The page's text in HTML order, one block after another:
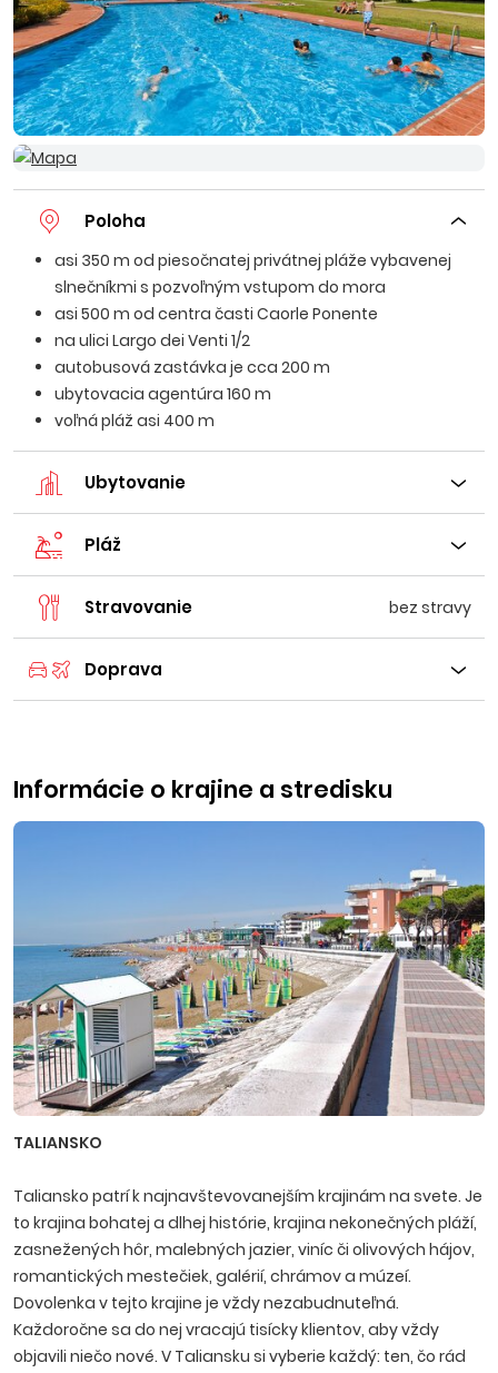
Poloha
asi 350 m od piesočnatej privátnej pláže vybavenej
slnečníkmi s pozvoľným vstupom do mora
asi 500 m od centra časti Caorle Ponente
na ulici Largo dei Venti 1/2
autobusová zastávka je cca 200 m
ubytovacia agentúra 160 m
voľná pláž asi 400 m
Ubytovanie
Pláž
Stravovanie bez stravy
Doprava
Informácie o krajine a stredisku
TALIANSKO
Taliansko patrí k najnavštevovanejším krajinám na svete. Je
to krajina bohatej a dlhej histórie, krajina nekonečných pláží,
zasnežených hôr, malebných jazier, viníc či olivových hájov,
romantických mestečiek, galérií, chrámov a múzeí.
Dovolenka v tejto krajine je vždy nezabudnuteľná.
Každoročne sa do nej vracajú tisícky klientov, aby vždy
objavili niečo nové. V Taliansku si vyberie každý: ten, čo rád